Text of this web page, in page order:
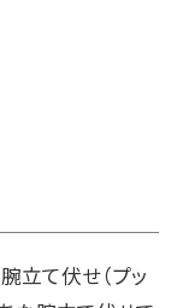
立て伏せ（プッ